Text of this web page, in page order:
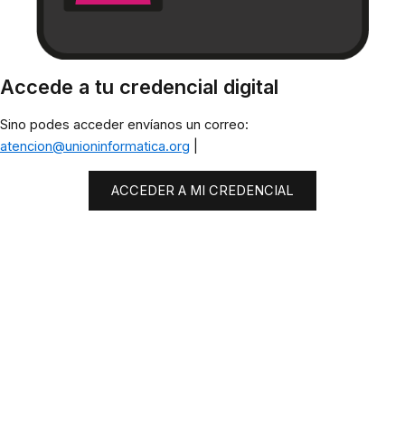
Accede a tu credencial digital
Sino podes acceder envíanos un correo:
atencion@unioninformatica.org
ACCEDER A MI CREDENCIAL